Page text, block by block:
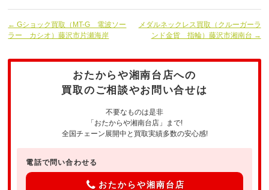
← Gショック買取（MT-G 電波ソー
ラー カシオ）藤沢市片瀬海岸
メダルネックレス買取（クルーガーラ
ンド金貨 指輪）藤沢市湘南台 →
おたからや湘南台店への
買取のご相談やお問い合せは
不要なものは是非
「おたからや湘南台店」まで!
全国チェーン展開中と買取実績多数の安心感!
電話で問い合わせる
おたからや湘南台店